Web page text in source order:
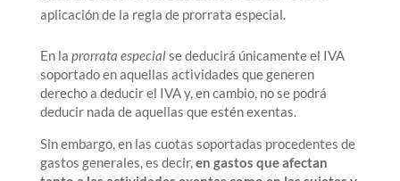
aplicación de la regla de prorrata especial.
En la prorrata especialse deducirá únicamente el IVA
soportado en aquellas actividades que generen
derecho a deducir el IVA y, en cambio, no se podrá
deducir nada de aquellas que estén exentas.
Sin embargo, en las cuotas soportadas procedentes de
gastos generales, es decir,en gastos que afectan